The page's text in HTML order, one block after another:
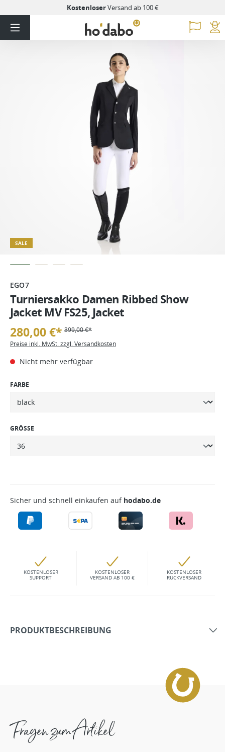
KostenloserVersand ab 100 €
SALE
EGO7
Turniersakko Damen Ribbed Show
Jacket MV FS25, Jacket
280,00 €* 399,00 €*
Preise inkl. MwSt. zzgl. Versandkosten
Nicht mehr verfügbar
FARBE
GRÖSSE
Sicher und schnell einkaufen auf hodabo.de
KOSTENLOSER
SUPPORT
KOSTENLOSER
VERSAND AB 100 €
KOSTENLOSER
RÜCKVERSAND
PRODUKTBESCHREIBUNG
Fragen zum Artikel